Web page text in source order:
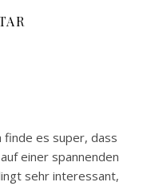
finde es super, dass
einer spannenden
sehr interessant,